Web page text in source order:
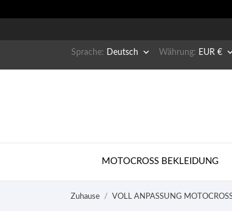
Sprache: Deutsch  Währung: EUR €
MOTOCROSS BEKLEIDUNG
Zuhause VOLL ANPASSUNG